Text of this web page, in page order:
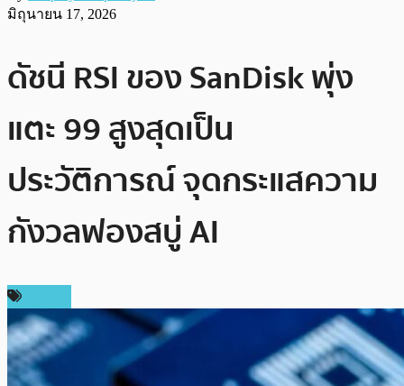
มิถุนายน 17, 2026
ดัชนี RSI ของ SanDisk พุ่ง
แตะ 99 สูงสุดเป็น
ประวัติการณ์ จุดกระแสความ
กังวลฟองสบู่ AI